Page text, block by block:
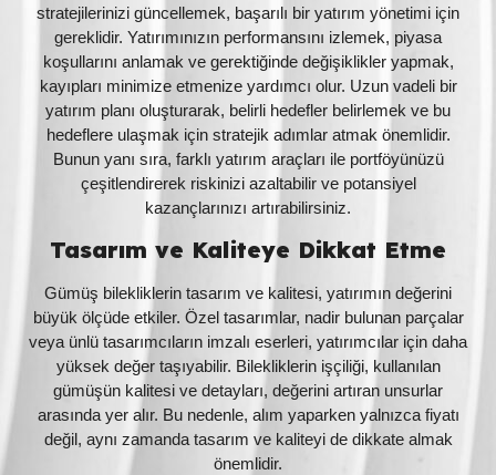
stratejilerinizi güncellemek, başarılı bir yatırım yönetimi için
gereklidir. Yatırımınızın performansını izlemek, piyasa
koşullarını anlamak ve gerektiğinde değişiklikler yapmak,
kayıpları minimize etmenize yardımcı olur. Uzun vadeli bir
yatırım planı oluşturarak, belirli hedefler belirlemek ve bu
hedeflere ulaşmak için stratejik adımlar atmak önemlidir.
Bunun yanı sıra, farklı yatırım araçları ile portföyünüzü
çeşitlendirerek riskinizi azaltabilir ve potansiyel
kazançlarınızı artırabilirsiniz.
Tasarım ve Kaliteye Dikkat Etme
Gümüş bilekliklerin tasarım ve kalitesi, yatırımın değerini
büyük ölçüde etkiler. Özel tasarımlar, nadir bulunan parçalar
veya ünlü tasarımcıların imzalı eserleri, yatırımcılar için daha
yüksek değer taşıyabilir. Bilekliklerin işçiliği, kullanılan
gümüşün kalitesi ve detayları, değerini artıran unsurlar
arasında yer alır. Bu nedenle, alım yaparken yalnızca fiyatı
değil, aynı zamanda tasarım ve kaliteyi de dikkate almak
önemlidir.